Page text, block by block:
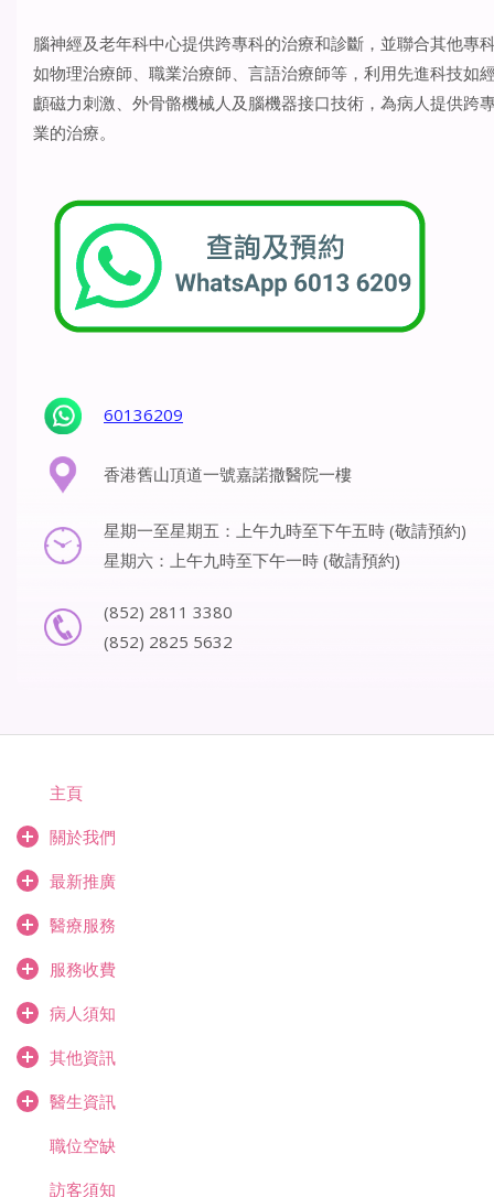
腦神經及老年科中心提供跨專科的治療和診斷，並聯合其他專
如物理治療師、職業治療師、言語治療師等，利用先進科技如
顱磁力刺激、外骨骼機械人及腦機器接口技術，為病人提供跨
業的治療。
60136209
香港舊山頂道一號嘉諾撒醫院一樓
星期一至星期五：上午九時至下午五時 (敬請預約)
星期六：上午九時至下午一時 (敬請預約)
(852) 2811 3380
(852) 2825 5632
主頁
關於我們
最新推廣
醫療服務
服務收費
病人須知
其他資訊
醫生資訊
職位空缺
訪客須知